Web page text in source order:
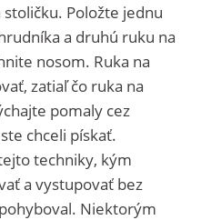
Položte jednu
a druhú ruku na
nosom. Ruka na
zatiaľ čo ruka na
pomaly cez
chceli pískať.
techniky, kým
a vystupovať bez
Niektorým